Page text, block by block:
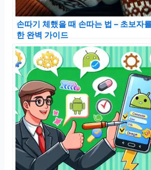
손따기 체했을 때 손따는 법 – 초보자
한 완벽 가이드